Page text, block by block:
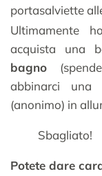
portasalviette
Ultimamente
acquista una
bagno
abbinarci una
(anonimo) in
Sbagliato!
Potete dare